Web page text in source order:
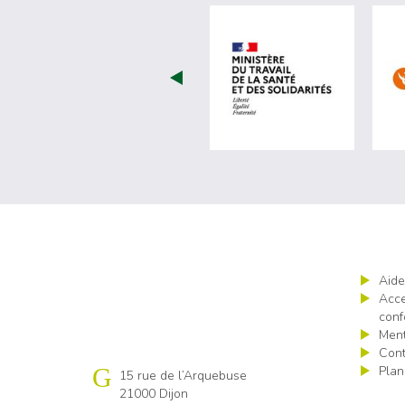
visiter les
Cap emploi 21
15 rue de l’Arquebuse
21000 Dijon